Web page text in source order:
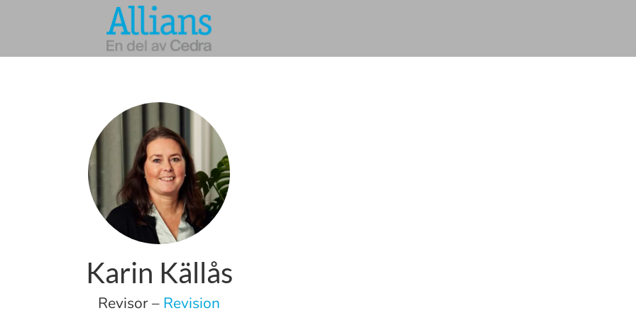
Karin Källås
Revisor – Revision